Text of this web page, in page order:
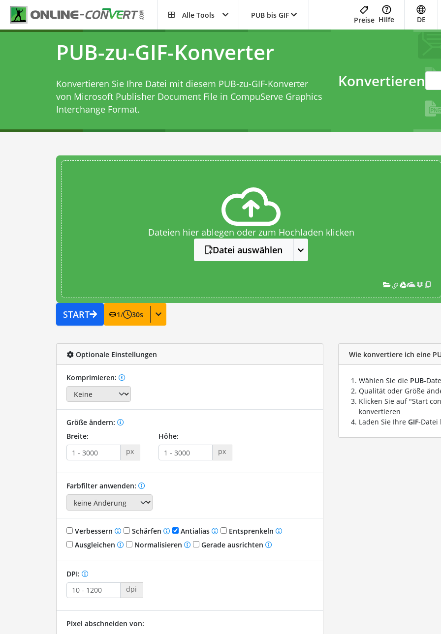
Alle Tools PUB bis GIF
Preise Hilfe DE
PUB-zu-GIF-Konverter
Konvertieren Sie Ihre Datei mit diesem PUB-zu-GIF-Konverter
von Microsoft Publisher Document File in CompuServe Graphics
Interchange Format.
Konvertieren
Dateien hier ablegen oder zum Hochladen klicken
Datei auswählen
START 1/ 30s
Optionale Einstellungen
Komprimieren:
Größe ändern:
Breite:
px
Höhe:
px
Farbfilter anwenden:
Verbessern Schärfen Antialias
Entsprenkeln
Ausgleichen
Normalisieren Gerade ausrichten
DPI:
dpi
Pixel abschneiden von:
Wie konvertiere ich eine
Wählen Sie die PUB-
Qualität oder Größe
Klicken Sie auf "Start
konvertieren
Laden Sie Ihre GIF-Datei